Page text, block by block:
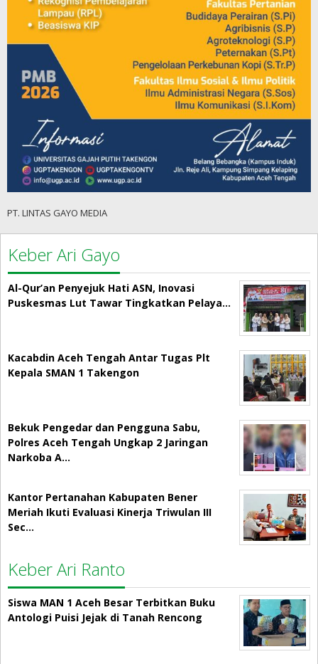
PT. LINTAS GAYO MEDIA
Keber Ari Gayo
Al-Qur’an Penyejuk Hati ASN, Inovasi
Puskesmas Lut Tawar Tingkatkan Pelaya…
Kacabdin Aceh Tengah Antar Tugas Plt
Kepala SMAN 1 Takengon
Bekuk Pengedar dan Pengguna Sabu,
Polres Aceh Tengah Ungkap 2 Jaringan
Narkoba A…
Kantor Pertanahan Kabupaten Bener
Meriah Ikuti Evaluasi Kinerja Triwulan III
Sec…
Keber Ari Ranto
Siswa MAN 1 Aceh Besar Terbitkan Buku
Antologi Puisi Jejak di Tanah Rencong